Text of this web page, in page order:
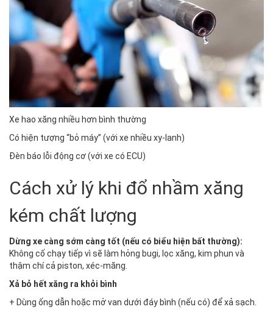
Xe hao xăng nhiều hơn bình thường
Có hiện tượng “bỏ máy” (với xe nhiều xy-lanh)
Đèn báo lỗi động cơ (với xe có ECU)
Cách xử lý khi đổ nhầm xăng
kém chất lượng
Dừng xe càng sớm càng tốt (nếu có biểu hiện bất thường):
Không cố chạy tiếp vì sẽ làm hỏng bugi, lọc xăng, kim phun và
thậm chí cả piston, xéc-măng.
Xả bỏ hết xăng ra khỏi bình
+ Dùng ống dẫn hoặc mở van dưới đáy bình (nếu có) để xả sạch.